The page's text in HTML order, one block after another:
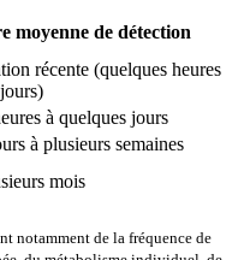
moyenne de détection
récente (quelques heures
à quelques jours
à plusieurs semaines
mois
notamment de la fréquence de